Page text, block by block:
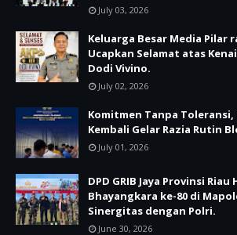
July 03, 2026
Keluarga Besar Media Pilar
Ucapkan Selamat atas
Dodi Vivino.
July 02, 2026
Komitmen Tanpa Toleransi,
Kembali Gelar Razia Rutin
July 01, 2026
DPD GRIB Jaya Provinsi
Bhayangkara ke-80 di
Sinergitas dengan Polri.
June 30, 2026